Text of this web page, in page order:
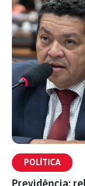
POLÍTICA
Previdência: